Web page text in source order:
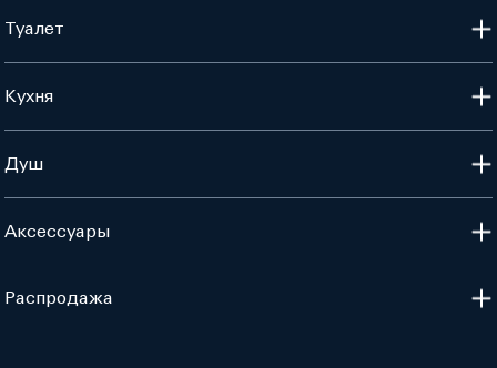
Туалет
Кухня
Душ
Аксессуары
Распродажа